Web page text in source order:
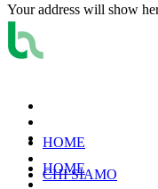
Your address will show
HOME
HOME
CHI SIAMO